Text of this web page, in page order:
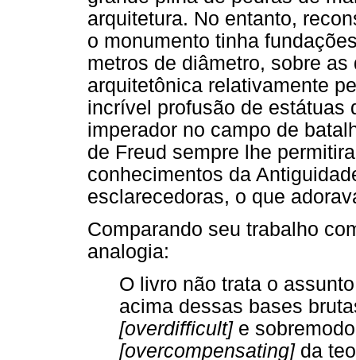
arquitetura. No entanto,
o monumento tinha
metros de diâmetro, sobre
arquitetônica relativamente
incrível profusão de estátuas
imperador no campo de
de Freud sempre lhe
conhecimentos da
esclarecedoras, o que
Comparando seu trabalho
analogia:
O livro não trata o
acima dessas bases
[overdifficult]e
[overcompensating]da